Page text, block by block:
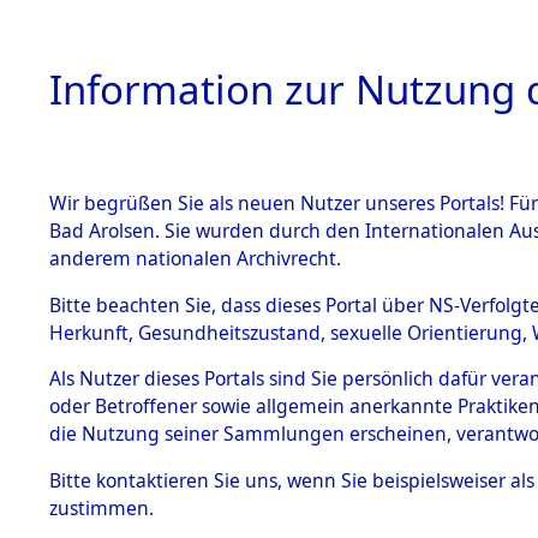
HOME
BESTÄNDE
Inhaftierungsdoku
mente
1.2.9 Beim ITS
verwahrte
1.2.9.1
Effekten aus
0002
Information zur Nutzung
Wir begrüßen Sie als neuen Nutzer unseres Portals!
Bad Arolsen. Sie wurden durch den Internationalen
anderem nationalen Archivrecht.
Bitte beachten Sie, dass dieses Portal über NS-
Herkunft, Gesundheitszustand, sexuelle
Als Nutzer dieses Portals sind Sie persönlich dafür
oder Betroffener sowie allgemein anerkannte
die Nutzung seiner Sammlungen erscheinen,
Bitte kontaktieren Sie uns, wenn Sie beispielsweiser
zustimmen.